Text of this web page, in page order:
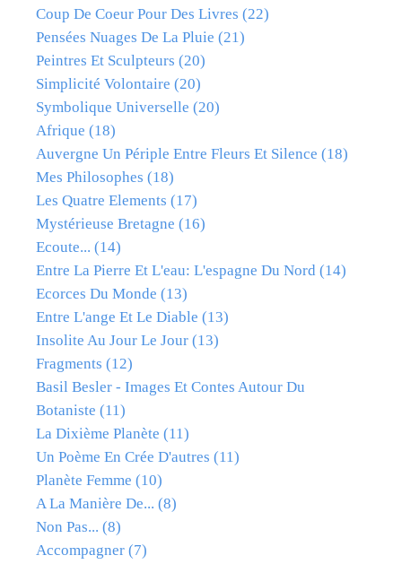
Coup De Coeur Pour Des Livres (22)
Pensées Nuages De La Pluie (21)
Peintres Et Sculpteurs (20)
Simplicité Volontaire (20)
Symbolique Universelle (20)
Afrique (18)
Auvergne Un Périple Entre Fleurs Et Silence (18)
Mes Philosophes (18)
Les Quatre Elements (17)
Mystérieuse Bretagne (16)
Ecoute... (14)
Entre La Pierre Et L'eau: L'espagne Du Nord (14)
Ecorces Du Monde (13)
Entre L'ange Et Le Diable (13)
Insolite Au Jour Le Jour (13)
Fragments (12)
Basil Besler - Images Et Contes Autour Du
Botaniste (11)
La Dixième Planète (11)
Un Poème En Crée D'autres (11)
Planète Femme (10)
A La Manière De... (8)
Non Pas... (8)
Accompagner (7)